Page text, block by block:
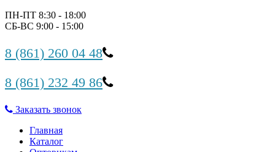
ПН-ПТ 8:30 - 18:00
СБ-ВС 9:00 - 15:00
8 (861) 260 04 48
8 (861) 232 49 86
Заказать звонок
Главная
Каталог